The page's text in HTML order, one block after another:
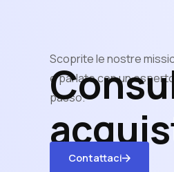
Scoprite le nostre
e parlate con un
passo.
Contattaci